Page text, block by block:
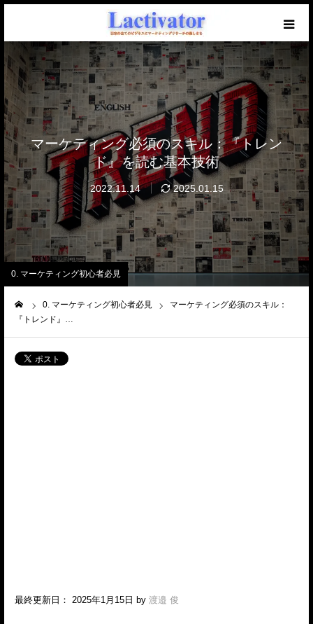
マーケティング必須のスキル：『トレン
ド』を読む基本技術
2022.11.14 2025.01.15
0. マーケティング初心者必見
0. マーケティング初心者必見
マーケティング必須のスキル：
『トレンド』…
最終更新日： 2025年1月15日 by 渡邉 俊
【必読】初めての方へ
マーケを学ぶブログ
無料メール講座
セミナー開催中！
仕事のご相談・ご依頼